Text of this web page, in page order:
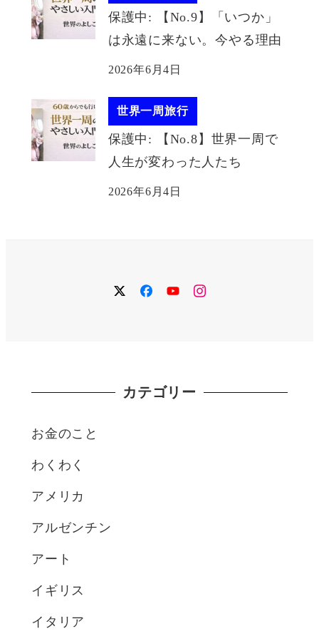
保護中: 【No.9】「いつか」
は永遠に来ない。今やる理由
2026年6月4日
世界一周旅行
保護中: 【No.8】世界一周で
人生が変わった人たち
2026年6月4日
twitterfacebook
YouTubeinstagram
カテゴリー
お金のこと
わくわく
アメリカ
アルゼンチン
アート
イギリス
イタリア